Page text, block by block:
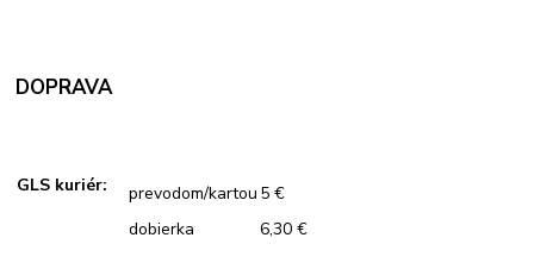
DOPRAVA
GLS kuriér: prevodom/kartou 5 €
dobierka
6,30 €